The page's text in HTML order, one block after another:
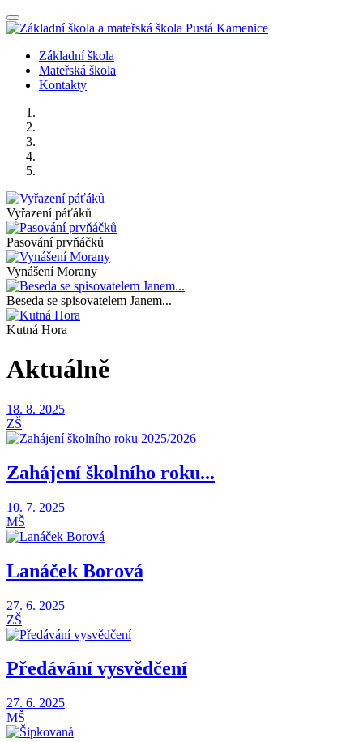
Nabídka
Základní škola
Mateřská škola
Kontakty
Vyřazení páťáků
Pasování prvňáčků
Vynášení Morany
Beseda se spisovatelem Janem...
Kutná Hora
Aktuálně
18. 8. 2025
ZŠ
Zahájení školního roku...
10. 7. 2025
MŠ
Lanáček Borová
27. 6. 2025
ZŠ
Předávání vysvědčení
27. 6. 2025
MŠ